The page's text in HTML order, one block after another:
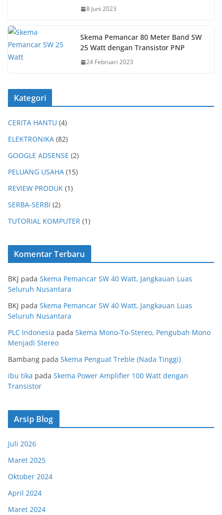
8 Juni 2023
Skema Pemancar 80 Meter Band SW
25 Watt dengan Transistor PNP
24 Februari 2023
Kategori
CERITA HANTU (4)
ELEKTRONIKA (82)
GOOGLE ADSENSE (2)
PELUANG USAHA (15)
REVIEW PRODUK (1)
SERBA-SERBI (2)
TUTORIAL KOMPUTER (1)
Komentar Terbaru
BKJ pada Skema Pemancar SW 40 Watt, Jangkauan Luas
Seluruh Nusantara
BKJ pada Skema Pemancar SW 40 Watt, Jangkauan Luas
Seluruh Nusantara
PLC Indonesia pada Skema Mono-To-Stereo, Pengubah Mono
Menjadi Stereo
Bambang pada Skema Penguat Treble (Nada Tinggi)
ibu tika pada Skema Power Amplifier 100 Watt dengan
Transistor
Arsip Blog
Juli 2026
Maret 2025
Oktober 2024
April 2024
Maret 2024